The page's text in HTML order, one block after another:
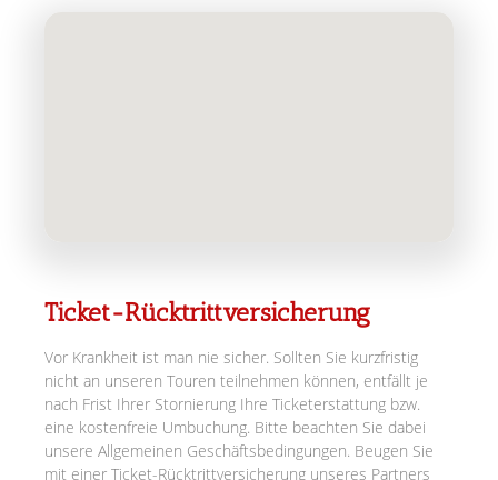
Ticket-Rücktrittversicherung
Vor Krankheit ist man nie sicher. Sollten Sie kurzfristig
nicht an unseren Touren teilnehmen können, entfällt je
nach Frist Ihrer Stornierung Ihre Ticketerstattung bzw.
eine kostenfreie Umbuchung. Bitte beachten Sie dabei
unsere Allgemeinen Geschäftsbedingungen. Beugen Sie
mit einer Ticket-Rücktrittversicherung unseres Partners